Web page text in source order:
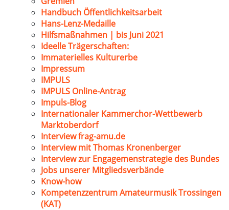
Handbuch Öffentlichkeitsarbeit
Hans-Lenz-Medaille
Hilfsmaßnahmen | bis Juni 2021
Ideelle Trägerschaften:
Immaterielles Kulturerbe
Impressum
IMPULS
IMPULS Online-Antrag
Impuls-Blog
Internationaler Kammerchor-Wettbewerb
Marktoberdorf
Interview frag-amu.de
Interview mit Thomas Kronenberger
Interview zur Engagemenstrategie des Bundes
Jobs unserer Mitgliedsverbände
Know-how
Kompetenzzentrum Amateurmusik Trossingen
(KAT)